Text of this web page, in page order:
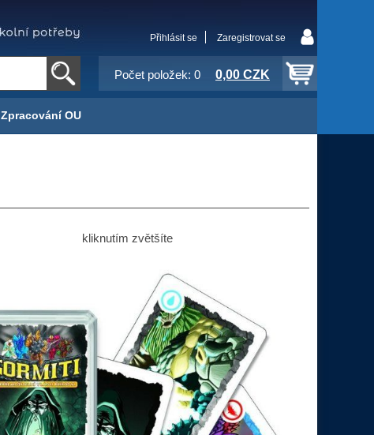
Přihlásit se Zaregistrovat se
Počet položek: 0 0,00 CZK
Zpracování OU
kliknutím zvětšíte